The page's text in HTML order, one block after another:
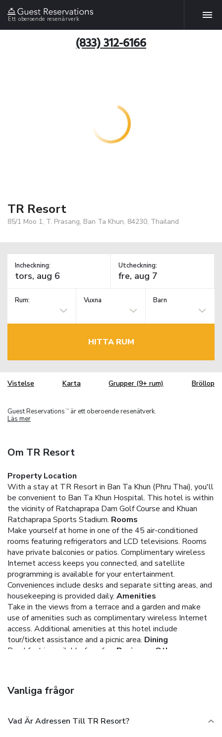
Ett oberoende resenärverk
(833) 312-6166
TR Resort
85/1 Moo 1, T. Prasang, Ban Ta Khun, 84230, Thailand
Incheckning: Utcheckning:
Rum: Vuxna Barn
HITTA RUM
Vistelse Karta Grupper (9+ rum) Bröllop
Guest Reservations TM
är ett oberoende resenätverk.
Läs mer
Om TR Resort
Property Location
With a stay at TR Resort in Ban Ta Khun (Phru Thai), you'll
be convenient to Ban Ta Khun Hospital. This hotel is within
the vicinity of Ratchaprapa Dam Golf Course and Khuan
Ratchaprapa Sports Stadium. Rooms
Make yourself at home in one of the 45 air-conditioned
rooms featuring refrigerators and LCD televisions. Rooms
have private balconies or patios. Complimentary wireless
Internet access keeps you connected, and satellite
programming is available for your entertainment.
Conveniences include desks and separate sitting areas, and
housekeeping is provided daily. Amenities
Take in the views from a terrace and a garden and make
use of amenities such as complimentary wireless Internet
access. Additional amenities at this hotel include
tour/ticket assistance and a picnic area. Dining
Breakfast is available for a fee.
Business, Other
luggage storage. Free self parking is available onsite.
Vanliga frågor
Vad Är Adressen Till TR Resort?